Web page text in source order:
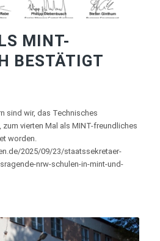
MINT-
BESTÄTIGT
sind wir, das Technisches
vierten Mal als MINT-freundliches
worden.
2025/09/23/staatssekretaer-
nrw-schulen-in-mint-und-